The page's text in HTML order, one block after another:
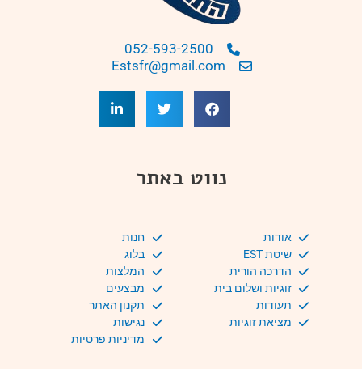
052-593-2500
Estsfr@gmail.com
נווט באתר
אודות
שיטת EST
הדרכה הורית
זוגיות ושלום בית
תעודות
מציאת זוגיות
חנות
בלוג
המלצות
מבצעים
תקנון האתר
נגישות
מדיניות פרטיות